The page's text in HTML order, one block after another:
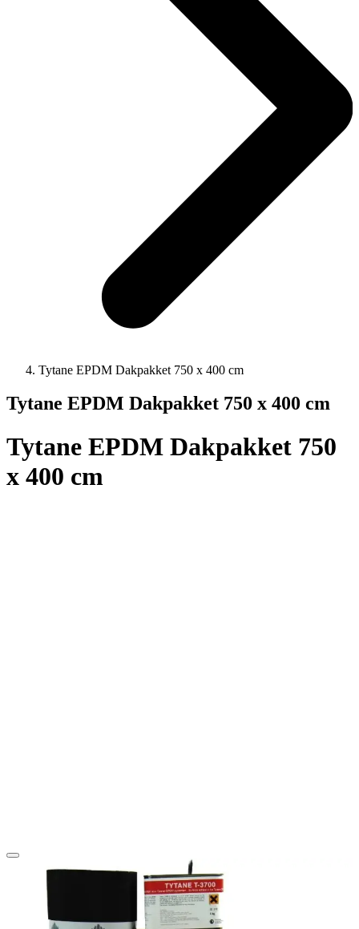
Tytane EPDM Dakpakket 750 x 400 cm
Tytane EPDM Dakpakket 750 x 400 cm
Tytane EPDM Dakpakket 750
x 400 cm